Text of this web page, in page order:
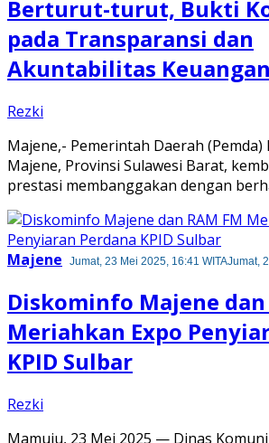
Berturut-turut, Bukti
pada Transparansi dan
Akuntabilitas Keuangan
Rezki
Majene,- Pemerintah Daerah (Pemda)
Majene, Provinsi Sulawesi Barat,
prestasi membanggakan dengan
Majene Jumat, 23 Mei 2025, 16:41 WITAJumat,
Diskominfo Majene dan
Meriahkan Expo
KPID Sulbar
Rezki
Mamuju, 23 Mei 2025 — Dinas